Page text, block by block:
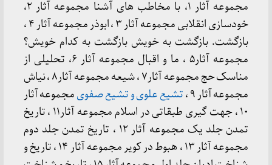
مجموعه آثار ۱، با مخاطب های آشنا مجموعه آثار ۲،
خودسازی انقلابی مجموعه آثار ۳ ، ابوذر مجموعه آثار ۴ ،
بازگشت. بازگشت به خویش بازگشت به کدام خویش؟
مجموعه آثار۵ ، ما و اقبال مجموعه آثار ۶، تحلیلی از
مناسک حج مجموعه آثار۷ ، شیعه مجموعه آثار۸ ، نیاش
مجموعه آثار ۹ ،
تشیع علوی و تشیع صفویمجموعه آثار
۱۰ ، جهت گیری طبقاتی در اسلام مجموعه آثار۱۱ ، تاریخ
تمدن جلد یک مجموعه آثار ۱۲ ، تاریخ تمدن جلد دوم
مجموعه آثار ۱۳ ، هبوط در کویر مجموعه آثار ۱۴ ، تاریخ و